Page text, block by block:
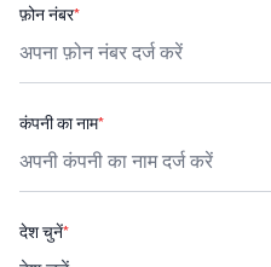
फ़ोन नंबर*
कंपनी का नाम*
देश चुनें*